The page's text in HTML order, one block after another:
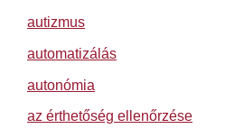
autizmus
automatizálás
autonómia
az érthetőség ellenőrzése